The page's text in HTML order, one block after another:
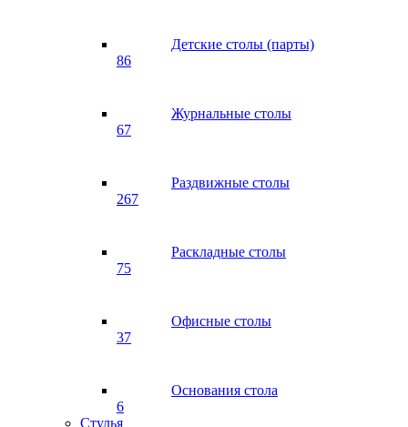
Детские столы (парты)
86
Журнальные столы
67
Раздвижные столы
267
Раскладные столы
75
Офисные столы
37
Основания стола
6
Стулья